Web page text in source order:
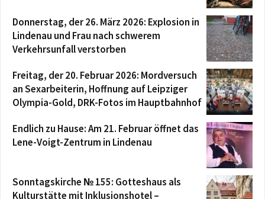
Donnerstag, der 26. März 2026: Explosion in
Lindenau und Frau nach schwerem
Verkehrsunfall verstorben
Freitag, der 20. Februar 2026: Mordversuch
an Sexarbeiterin, Hoffnung auf Leipziger
Olympia-Gold, DRK-Fotos im Hauptbahnhof
Endlich zu Hause: Am 21. Februar öffnet das
Lene-Voigt-Zentrum in Lindenau
Sonntagskirche № 155: Gotteshaus als
Kulturstätte mit Inklusionshotel –